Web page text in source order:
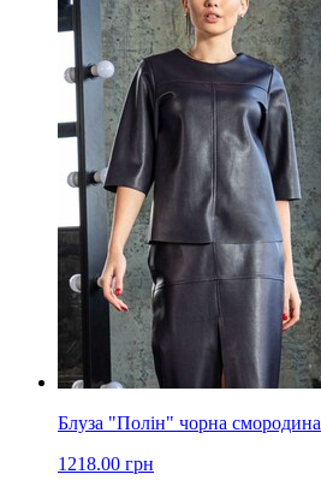
Блуза "Полін" чорна смородина
1218.00 грн